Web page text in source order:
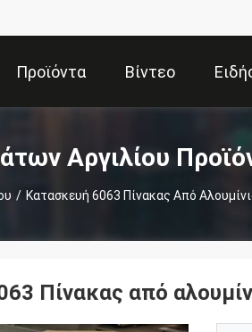
Προϊόντα Βίντεο
Αργιλίου
/ Κατασκευή 6063 Πίνακας Από
Πίνακας από